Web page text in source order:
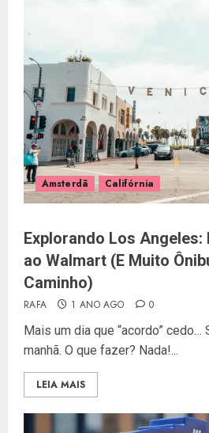
Amsterdã Califórnia
Explorando Los Angeles:
ao Walmart (E Muito
Caminho)
RAFA 1 ANO AGO 0
Mais um dia que “acordo” cedo…
manhã. O que fazer? Nada!...
LEIA MAIS